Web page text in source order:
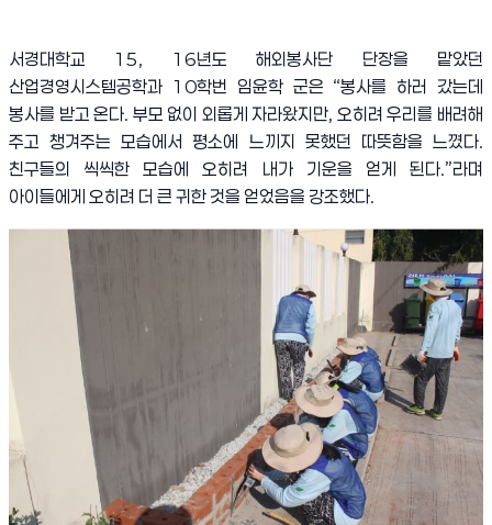
서경대학교 15, 16년도 해외봉사단 단장을 맡았던
산업경영시스템공학과
10학번 임윤학 군은 “봉사를 하러 갔는데
봉사를 받고 온다. 부모 없이 외롭게 자라왔지만, 오히려 우리를 배려해
주고 챙겨주는 모습에서 평소에 느끼지 못했던 따뜻함을 느꼈다.
친구들의 씩씩한 모습에 오히려 내가 기운을 얻게 된다.”라며
아이들에게 오히려 더 큰 귀한 것을 얻었음을 강조했다.